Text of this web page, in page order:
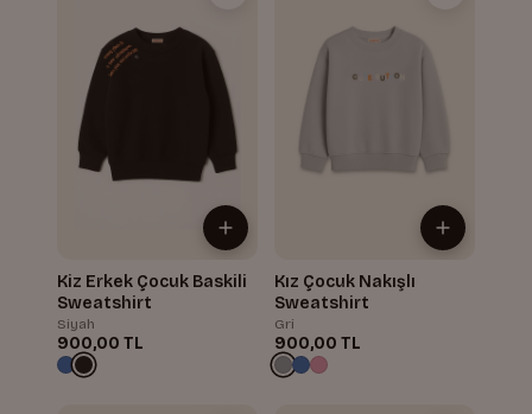
Kiz Erkek Çocuk Baskili
Sweatshirt
Siyah
900,00 TL
Kız Çocuk Nakışlı
Sweatshirt
Gri
900,00 TL